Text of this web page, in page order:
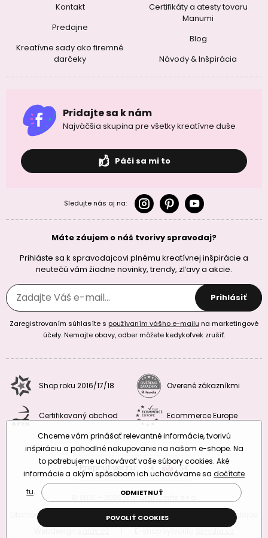
Kontakt
Predajne
Kreatívne sady ako firemné
darčeky
Certifikáty a atesty tovaru
Manumi
Blog
Návody & Inšpirácia
Pridajte sa k nám
Najväčšia skupina pre všetky kreatívne duše
Páči sa mi to
Sledujte nás aj na:
Máte záujem o náš tvorivy spravodaj?
Prihláste sa k spravodajcovi plnému kreatívnej inšpirácie a
neutečú vám žiadne novinky, trendy, zľavy a akcie.
Prihlásiť
Zaregistrovaním súhlasíte s používaním vášho e-mailu na marketingové
účely. Nemajte obavy, odber môžete kedykoľvek zrušiť.
Shop roku 2016/17/18 Overené zákazníkmi
Certifikovaný obchod Ecommerce Europe
Prepnúť verziu: CZSK
© 2010 – 2026 Manumi Crafts s.r.o.
Obchodné podmienky
Podmienky ochrany osobných údajov
Chceme vám prinášať relevantné informácie, tvorivú
inšpiráciu a pohodlné nakupovanie na našom e-shope. Na
to potrebujeme uchovávať vaše súbory cookies. Aké
informácie a akým spôsobom ich uchovávame sa dočítate
tu. ODMIETNUŤ
POVOLIŤ COOKIES